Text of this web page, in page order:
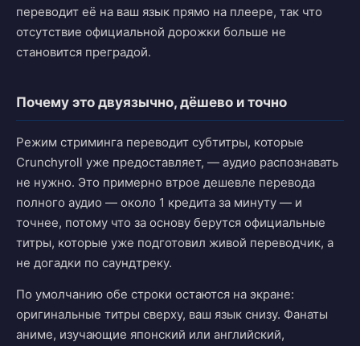
переводит её на ваш язык прямо на плеере, так что
отсутствие официальной дорожки больше не
становится преградой.
Почему это двуязычно, дёшево и точно
Режим стриминга переводит субтитры, которые
Crunchyroll уже предоставляет, — аудио распознавать
не нужно. Это примерно втрое дешевле перевода
полного аудио — около 1 кредита за минуту — и
точнее, потому что за основу берутся официальные
титры, которые уже подготовил живой переводчик, а
не догадки по саундтреку.
По умолчанию обе строки остаются на экране:
оригинальные титры сверху, ваш язык снизу. Фанаты
аниме, изучающие японский или английский,